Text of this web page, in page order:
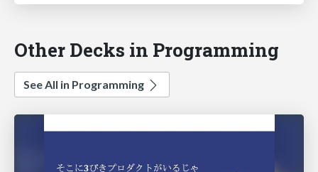
Other Decks in Programming
See All in Programming